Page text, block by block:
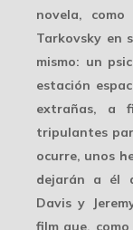
novela,
Tarkovsky en
mismo: un
estación
extrañas, a
tripulantes
ocurre, unos
dejarán a él
Davis y
film que,